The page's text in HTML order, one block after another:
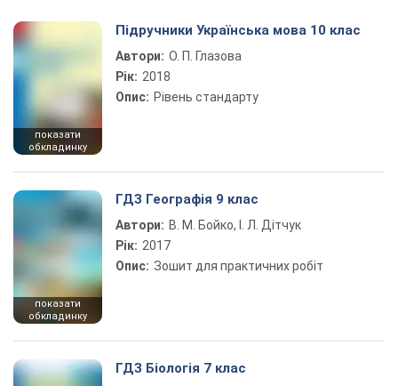
показати
обкладинку
Підручники Українська мова 10 клас
Автори: О. П. Глазова
Рік: 2018
Опис: Рівень стандарту
показати
обкладинку
ГДЗ Географія 9 клас
Автори: В. М. Бойко, І. Л. Дітчук
Рік: 2017
Опис: Зошит для практичних робіт
ГДЗ Біологія 7 клас